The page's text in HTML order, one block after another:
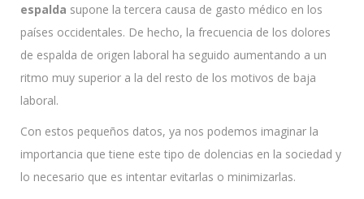
espalda supone la tercera causa de gasto médico en los
países occidentales. De hecho, la frecuencia de los dolores
de espalda de origen laboral ha seguido aumentando a un
ritmo muy superior a la del resto de los motivos de baja
laboral.
Con estos pequeños datos, ya nos podemos imaginar la
importancia que tiene este tipo de dolencias en la sociedad y
lo necesario que es intentar evitarlas o minimizarlas.